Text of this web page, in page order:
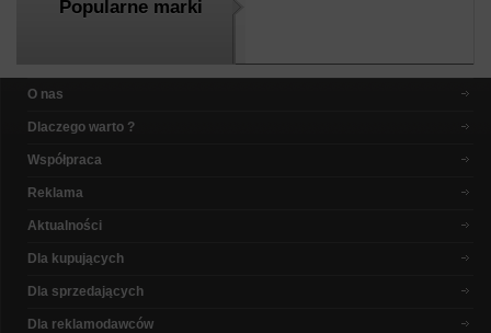
Popularne marki
O nas
Dlaczego warto ?
Współpraca
Reklama
Aktualności
Dla kupujących
Dla sprzedających
Dla reklamodawców